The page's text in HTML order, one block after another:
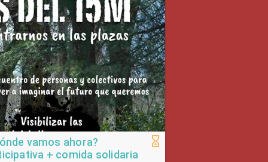
vamos ahora?
+ comida solidaria